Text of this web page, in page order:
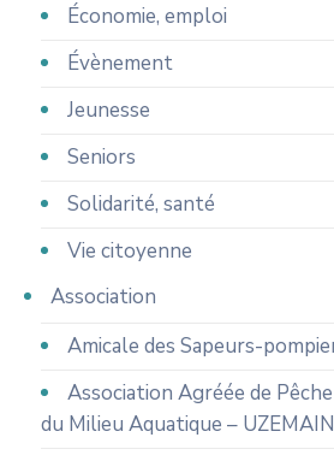
Économie, emploi
Évènement
Jeunesse
Seniors
Solidarité, santé
Vie citoyenne
Association
Amicale des Sapeurs-
Association Agréée de
du Milieu Aquatique –